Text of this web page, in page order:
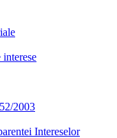
2003
Intereselor